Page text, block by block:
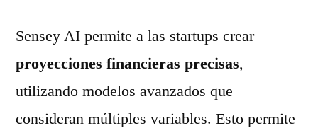
Sensey AI permite a las startups crear
proyecciones financieras precisas,
utilizando modelos avanzados que
consideran múltiples variables. Esto permite